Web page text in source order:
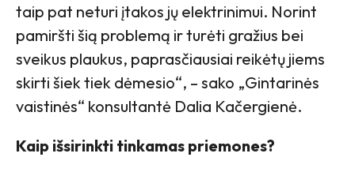
taip pat neturi įtakos jų elektrinimui. Norint
pamiršti šią problemą ir turėti gražius bei
sveikus plaukus, paprasčiausiai reikėtų jiems
skirti šiek tiek dėmesio“, – sako „Gintarinės
vaistinės“ konsultantė Dalia Kačergienė.
Kaip išsirinkti tinkamas priemones?